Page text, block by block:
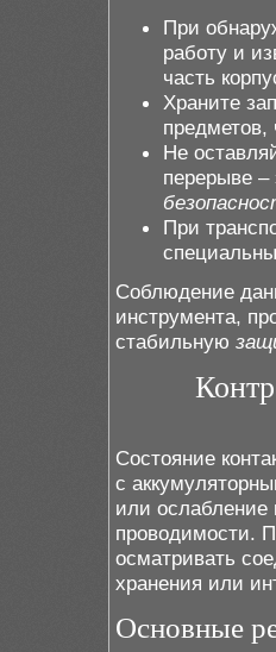
При
работу и
часть
Храните
предметов,
Не
перерыве
При
Соблюдение
инструмента,
стабильную
Состояние
с
или ослабление
проводимости.
осматривать
хранения или
Основные